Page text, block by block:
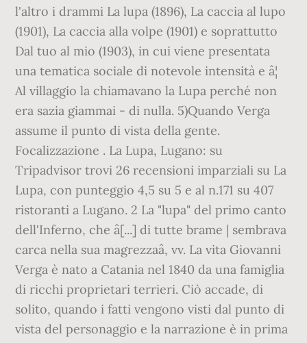
l'altro i drammi La lupa (1896), La caccia al lupo
(1901), La caccia alla volpe (1901) e soprattutto
Dal tuo al mio (1903), in cui viene presentata
una tematica sociale di notevole intensità e â¦
Al villaggio la chiamavano la Lupa perché non
era sazia giammai - di nulla. 5)Quando Verga
assume il punto di vista della gente.
Focalizzazione . La Lupa, Lugano: su
Tripadvisor trovi 26 recensioni imparziali su La
Lupa, con punteggio 4,5 su 5 e al n.171 su 407
ristoranti a Lugano. 2 La "lupa" del primo canto
dell'Inferno, che â[...] di tutte brame | sembrava
carca nella sua magrezzaâ, vv. La vita Giovanni
Verga è nato a Catania nel 1840 da una famiglia
di ricchi proprietari terrieri. Ciò accade, di
solito, quando i fatti vengono visti dal punto di
vista del personaggio e la narrazione è in prima